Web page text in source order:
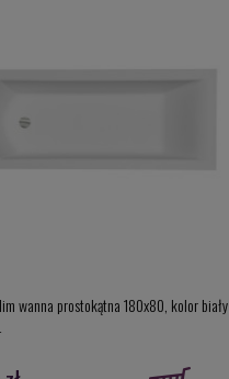
wanna prostokątna 180x80, kolor biały